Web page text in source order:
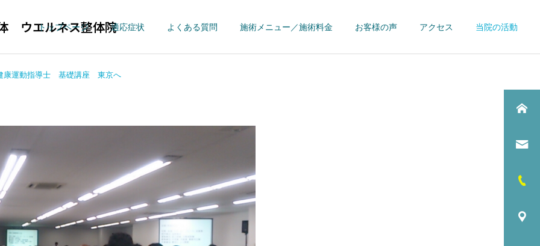
ウエルネス整体院
トップページ 適応症状 よくある質問 施術メニュー／施術料金 お客様の声 アクセス 当院の活動
股関節痛/変形性股関
節症
【肩こり】ストレート
ネック
ウエルネス整体院
ウエルネス整体院の新型コ
ロナウイルス感染対策に関
して
股関節に痛みがあり、手術
を勧められた方が来院しま
した。
大分インターハイトレーナ
康運動指導士 基礎講座 東京へ